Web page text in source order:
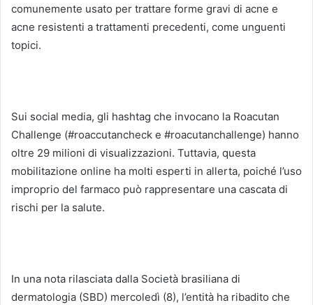
comunemente usato per trattare forme gravi di acne e
acne resistenti a trattamenti precedenti, come unguenti
topici.
Sui social media, gli hashtag che invocano la Roacutan
Challenge (#roaccutancheck e #roacutanchallenge) hanno
oltre 29 milioni di visualizzazioni. Tuttavia, questa
mobilitazione online ha molti esperti in allerta, poiché l’uso
improprio del farmaco può rappresentare una cascata di
rischi per la salute.
In una nota rilasciata dalla Società brasiliana di
dermatologia (SBD) mercoledì (8), l’entità ha ribadito che